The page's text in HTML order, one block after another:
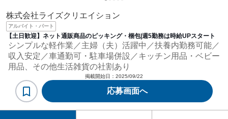
株式会社ライズクリエイション
アルバイト・パート
【土日歓迎】ネット通販商品のピッキング・梱包|週5勤務は時給UPスタート
シンプルな軽作業／主婦（夫）活躍中／扶養内勤務可能／
収入安定／車通勤可・駐車場併設／キッチン用品・ベビー
用品、その他生活雑貨の社割あり
掲載開始日： 2025/09/22
応募画面へ